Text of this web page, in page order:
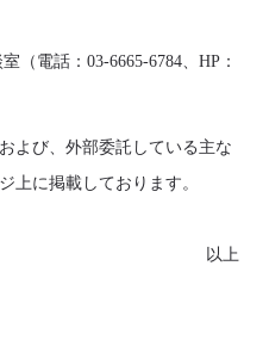
（電話：03-6665-6784、HP：
よび、外部委託している主な
上に掲載しております。
以上